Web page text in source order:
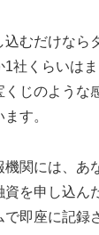
込むだけなら
1社くらいは
じのような
す。
機関には、あ
資を申し込ん
即座に記録